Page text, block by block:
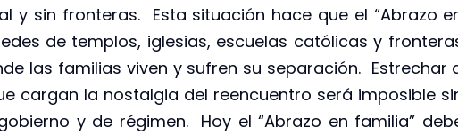
y sin fronteras. Esta situación hace que el “Abrazo
de templos, iglesias, escuelas católicas y
las familias viven y sufren su separación. Estrechar
cargan la nostalgia del reencuentro será imposible
y de régimen. Hoy el “Abrazo en familia”